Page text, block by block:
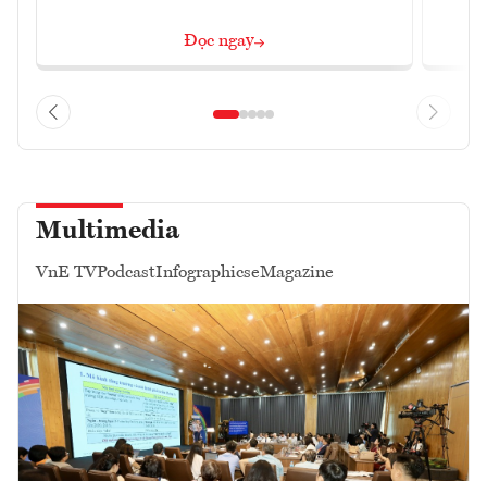
Đọc ngay
Multimedia
VnE TVPodcastInfographicseMagazine